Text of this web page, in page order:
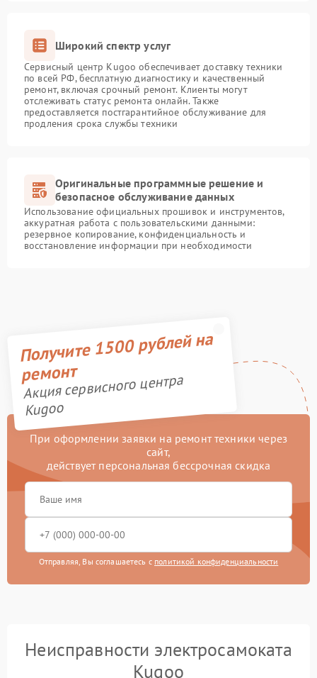
Широкий спектр услуг
Сервисный центр Kugoo обеспечивает доставку техники
по всей РФ, бесплатную диагностику и качественный
ремонт, включая срочный ремонт. Клиенты могут
отслеживать статус ремонта онлайн. Также
предоставляется постгарантийное обслуживание для
продления срока службы техники
Оригинальные программные решение и
безопасное обслуживание данных
Использование официальных прошивок и инструментов,
аккуратная работа с пользовательскими данными:
резервное копирование, конфиденциальность и
восстановление информации при необходимости
Получите 1500 рублей на
ремонт
Акция сервисного центра
Kugoo
При оформлении заявки на ремонт техники через
сайт,
действует персональная бессрочная скидка
Отправляя, Вы соглашаетесь с политикой конфиденциальности
Неисправности электросамоката
Kugoo